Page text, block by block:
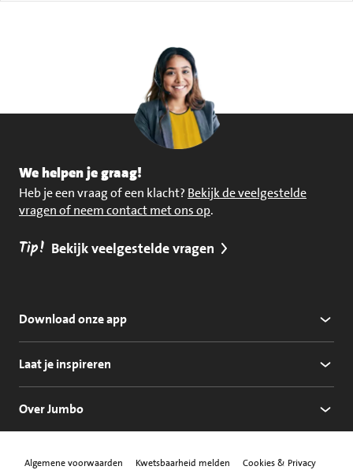
We helpen je graag!
Heb je een vraag of een klacht? Bekijk de veelgestelde
vragen of neem contact met ons op.
Tip! Bekijk veelgestelde vragen
Download onze app
Laat je inspireren
Over Jumbo
Algemene voorwaarden Kwetsbaarheid melden
Cookies & Privacy